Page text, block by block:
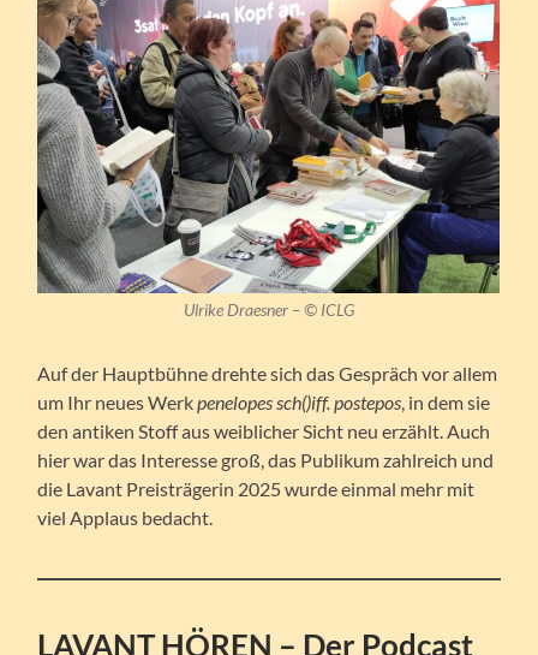
Ulrike Draesner – © ICLG
Auf der Hauptbühne drehte sich das Gespräch vor allem
um Ihr neues Werkpenelopes sch()iff. postepos, in dem sie
den antiken Stoff aus weiblicher Sicht neu erzählt. Auch
hier war das Interesse groß, das Publikum zahlreich und
die Lavant Preisträgerin 2025 wurde einmal mehr mit
viel Applaus bedacht.
LAVANT HÖREN – Der Podcast